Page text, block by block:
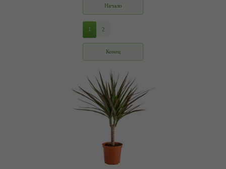
Начало
1 2
Конец